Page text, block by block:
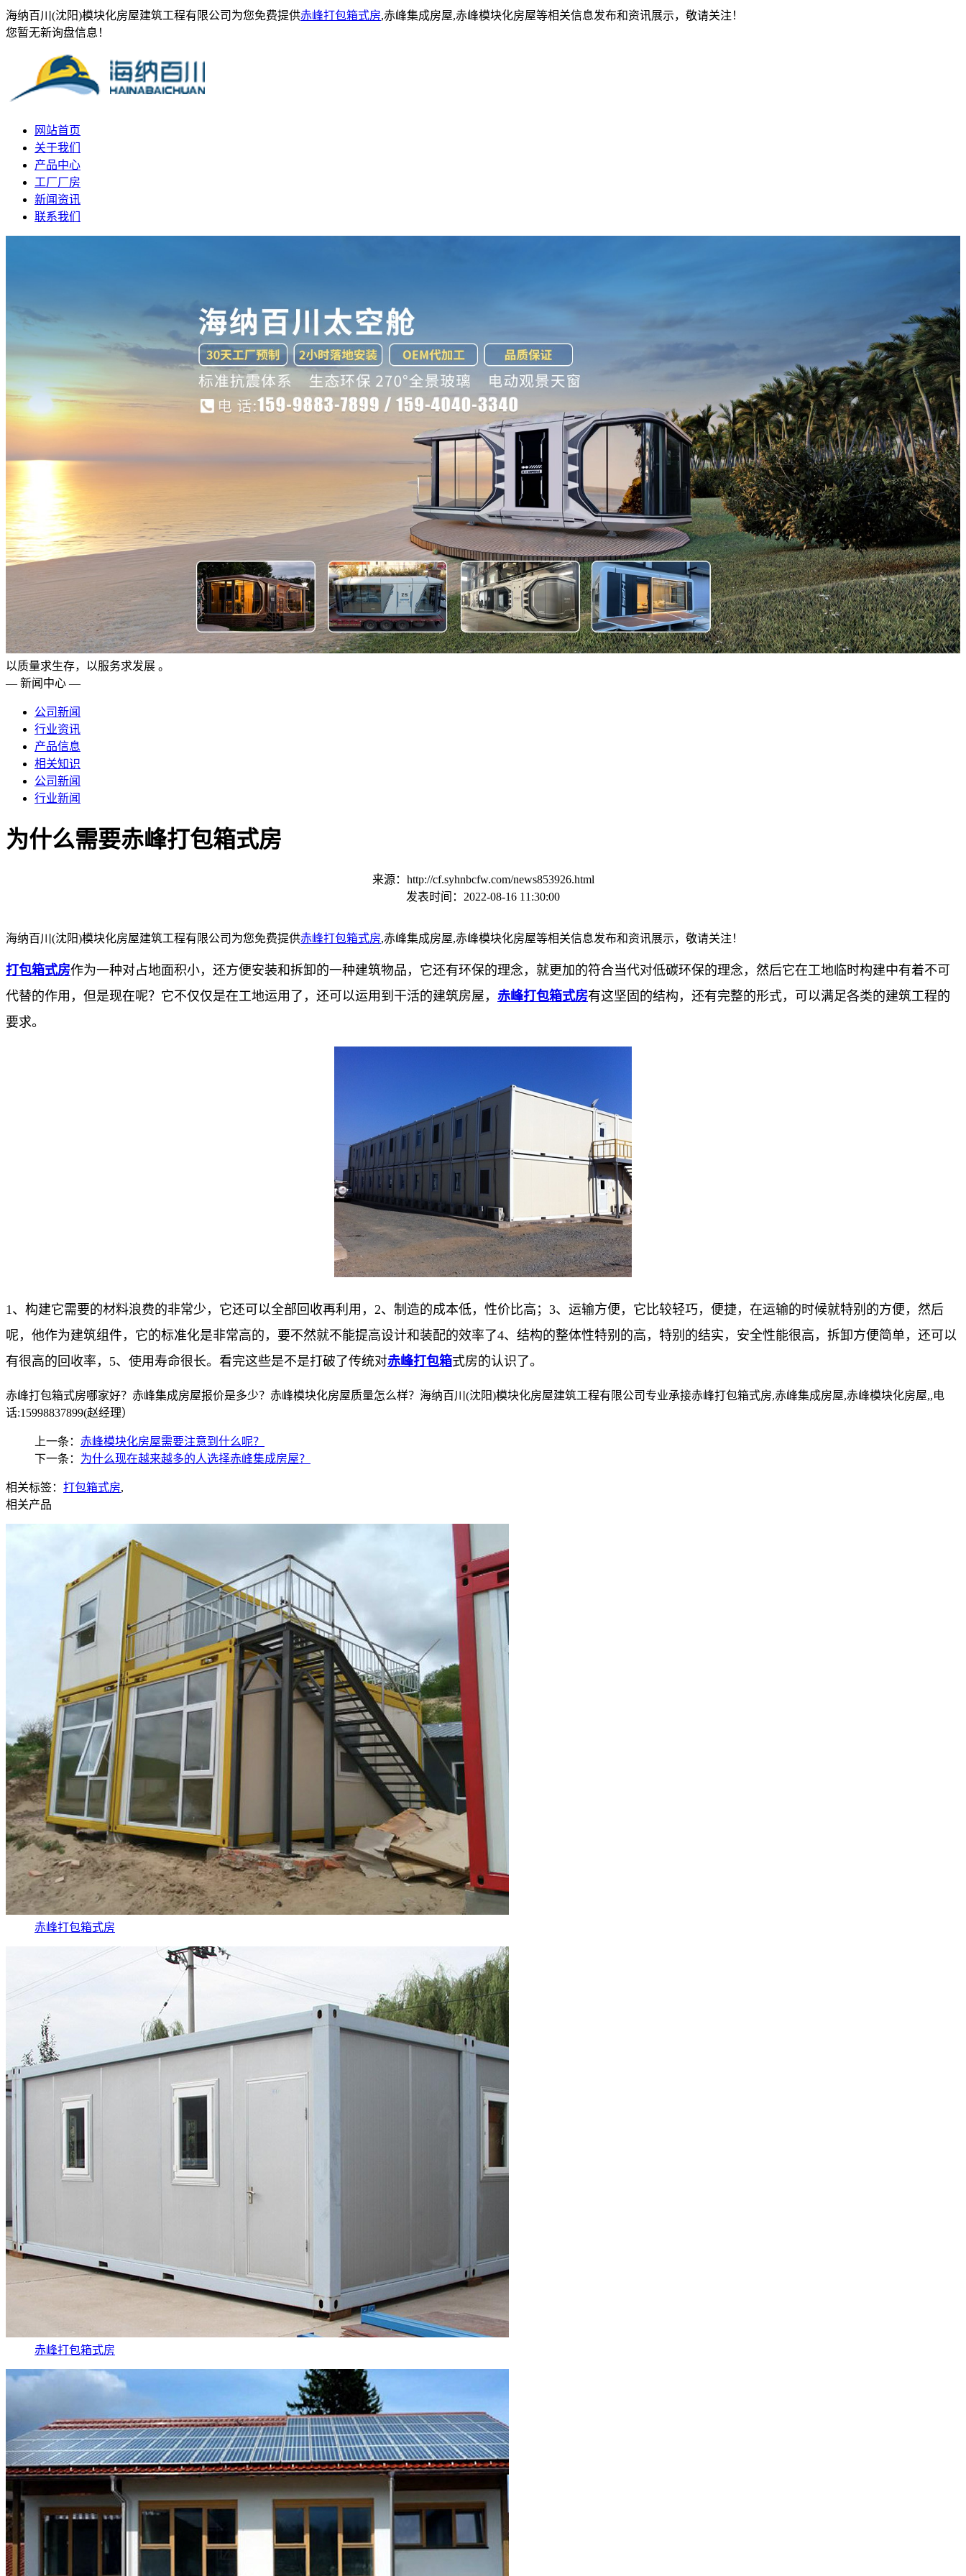
海纳百川(沈阳)模块化房屋建筑工程有限公司为您免费提供赤峰打包箱式房,赤峰集成房屋,赤峰模块化房屋等相关信息发布和资讯展示，敬请关注！
您暂无新询盘信息！
网站首页
关于我们
产品中心
工厂厂房
新闻资讯
联系我们
以质量求生存，以服务求发展 。
— 新闻中心 —
公司新闻
行业资讯
产品信息
相关知识
公司新闻
行业新闻
为什么需要赤峰打包箱式房
来源：http://cf.syhnbcfw.com/news853926.html
发表时间：2022-08-16 11:30:00
海纳百川(沈阳)模块化房屋建筑工程有限公司为您免费提供赤峰打包箱式房,赤峰集成房屋,赤峰模块化房屋等相关信息发布和资讯展示，敬请关注！
打包箱式房作为一种对占地面积小，还方便安装和拆卸的一种建筑物品，它还有环保的理念，就更加的符合当代对低碳环保的理念，然后它在工地临时构建中有着不可
代替的作用，但是现在呢？它不仅仅是在工地运用了，还可以运用到干活的建筑房屋， 赤峰打包箱式房有这坚固的结构，还有完整的形式，可以满足各类的建筑工程的
要求。
1、构建它需要的材料浪费的非常少，它还可以全部回收再利用，2、制造的成本低，性价比高；3、运输方便，它比较轻巧，便捷，在运输的时候就特别的方便，然后
呢，他作为建筑组件，它的标准化是非常高的，要不然就不能提高设计和装配的效率了4、结构的整体性特别的高，特别的结实，安全性能很高，拆卸方便简单，还可以
有很高的回收率，5、使用寿命很长。看完这些是不是打破了传统对赤峰打包箱式房的认识了。
赤峰打包箱式房哪家好？赤峰集成房屋报价是多少？赤峰模块化房屋质量怎么样？海纳百川(沈阳)模块化房屋建筑工程有限公司专业承接赤峰打包箱式房,赤峰集成房屋,赤峰模块化房屋,,电
话:15998837899(赵经理）
上一条： 赤峰模块化房屋需要注意到什么呢？
下一条： 为什么现在越来越多的人选择赤峰集成房屋？
相关标签： 打包箱式房,
相关产品
赤峰打包箱式房
赤峰打包箱式房